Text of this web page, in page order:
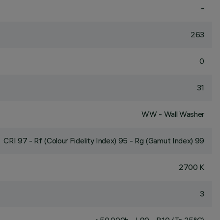
-
263
0
31
WW - Wall Washer
CRI 97 - Rf (Colour Fidelity Index) 95 - Rg (Gamut Index) 99
2700 K
3